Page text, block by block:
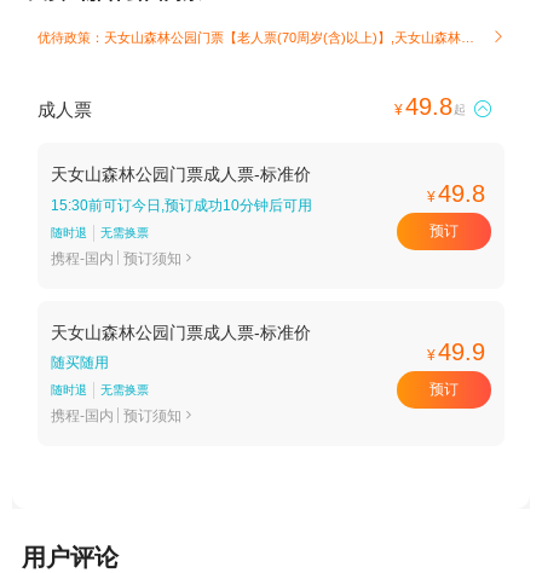

成人票 ¥49.8起 
天女山森林公园门票成人票-标准价
15:30前可订今日,预订成功10分钟后可用
随时退 无需换票
携程-国内 预订须知 
¥49.8
预订
天女山森林公园门票成人票-标准价
随买随用
随时退 无需换票
携程-国内 预订须知 
¥49.9
预订
用户评论